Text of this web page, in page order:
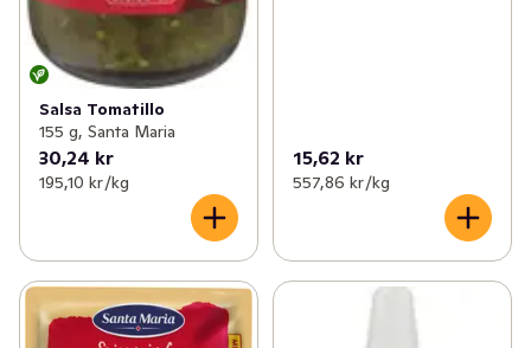
Salsa Tomatillo
155 g, Santa Maria
30,24 kr
195,10 kr /kg
15,62 kr
557,86 kr /kg